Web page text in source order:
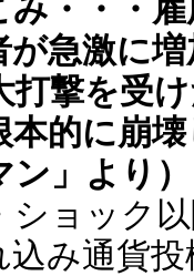
み・・・
が急激に
打撃を受
本的に崩
」より）
ョック以
込み通貨